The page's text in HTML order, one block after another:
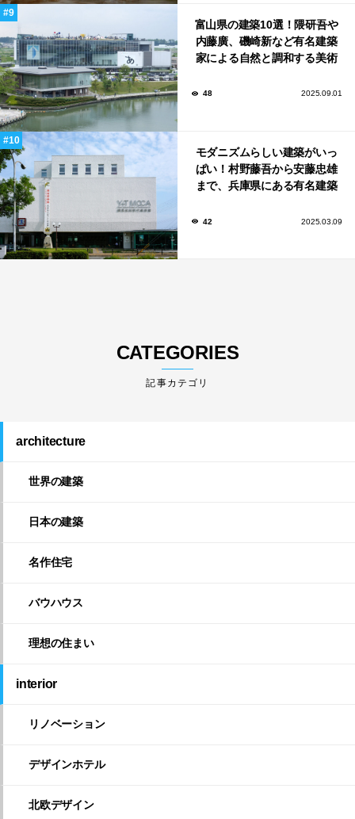
富山県の建築10選！隈研吾や
内藤廣、磯崎新など有名建築
家による自然と調和する美術
48 2025.09.01
モダニズムらしい建築がいっ
ぱい！村野藤吾から安藤忠雄
まで、兵庫県にある有名建築
42 2025.03.09
CATEGORIES
architecture
世界の建築
日本の建築
名作住宅
バウハウス
理想の住まい
interior
リノベーション
デザインホテル
北欧デザイン